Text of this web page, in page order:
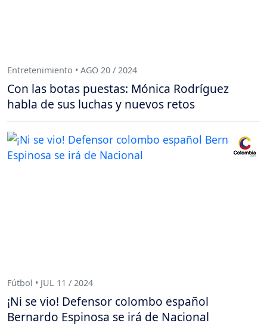
Entretenimiento • AGO 20 / 2024
Con las botas puestas: Mónica Rodríguez
habla de sus luchas y nuevos retos
Fútbol • JUL 11 / 2024
¡Ni se vio! Defensor colombo español
Bernardo Espinosa se irá de Nacional